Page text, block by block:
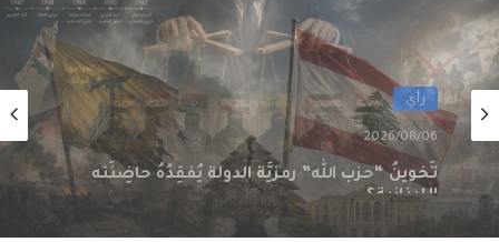
رأي
2026/08/06
سقوطُ “الأذرُع”: هل انتهى زمنُ الوكلاء؟